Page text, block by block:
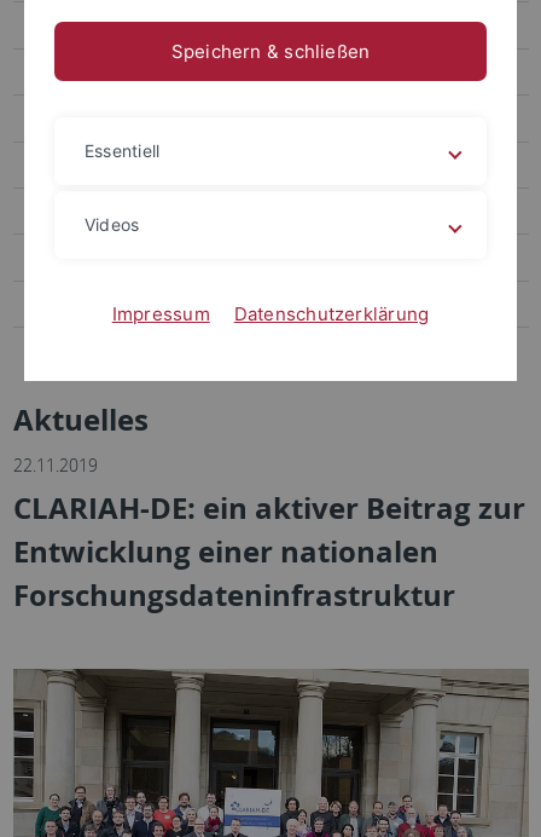
Newsletter Uni Tübingen aktuell
Forschungsmagazin Attempto
Social Media
Aktuelles
22.11.2019
CLARIAH-DE: ein aktiver Beitrag zur
Entwicklung einer nationalen
Forschungsdateninfrastruktur
Speichern & schließen
Essentiell
Videos
Impressum Datenschutzerklärung